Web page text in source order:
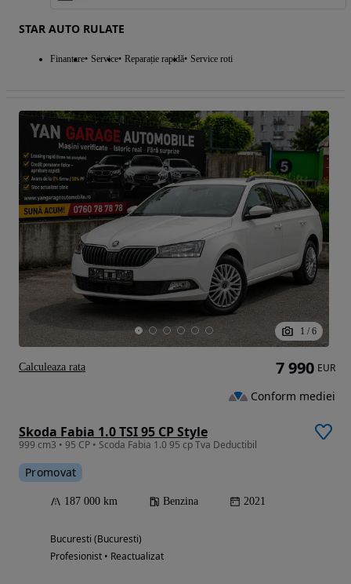
STAR AUTO RULATE
Finantare Service Reparație rapidă Service roti
1 / 6
Skoda Fabia 1.0 TSI 95 CP Style
999 cm3 • 95 CP • Scoda Fabia 1.0 95 cp Tva Deductibil
Promovat
187 000 km Benzina 2021
Bucuresti (Bucuresti)
Profesionist • Reactualizat
7 990 EUR
Conform mediei
Calculeaza rata